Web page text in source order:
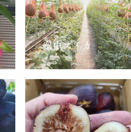
空中スイカ